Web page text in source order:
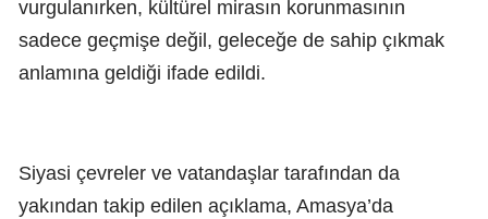
vurgulanırken, kültürel mirasın korunmasının
sadece geçmişe değil, geleceğe de sahip çıkmak
anlamına geldiği ifade edildi.
Siyasi çevreler ve vatandaşlar tarafından da
yakından takip edilen açıklama, Amasya’da